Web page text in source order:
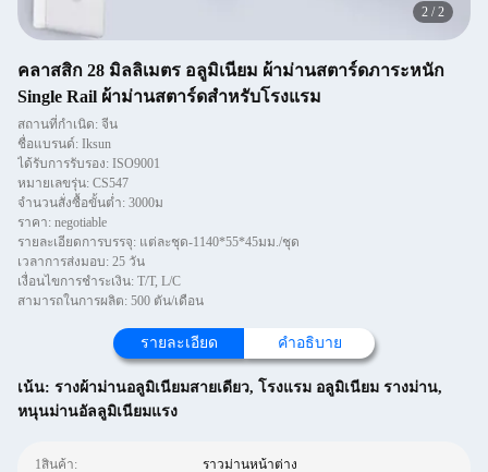
2 /2
คลาสสิก 28 มิลลิเมตร อลูมิเนียม ผ้าม่านสตาร์ดภาระหนัก
Single Rail ผ้าม่านสตาร์ดสําหรับโรงแรม
สถานที่กำเนิด: จีน
ชื่อแบรนด์: Iksun
ได้รับการรับรอง: ISO9001
หมายเลขรุ่น: CS547
จำนวนสั่งซื้อขั้นต่ำ: 3000ม
ราคา: negotiable
รายละเอียดการบรรจุ: แต่ละชุด-1140*55*45มม./ชุด
เวลาการส่งมอบ: 25 วัน
เงื่อนไขการชำระเงิน: T/T, L/C
สามารถในการผลิต: 500 ตัน/เดือน
รายละเอียด คำอธิบาย
เน้น: รางผ้าม่านอลูมิเนียมสายเดียว, โรงแรม อลูมิเนียม รางม่าน,
หนุนม่านอัลลูมิเนียมแรง
1สินค้า: ราวม่านหน้าต่าง